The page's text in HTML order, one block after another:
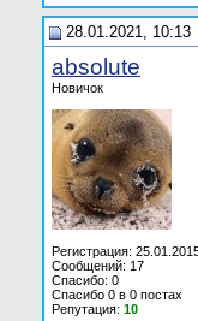
28.01.2021, 10:13
absolute
Новичок
Регистрация:
Сообщений: 17
Спасибо: 0
Спасибо 0 в 0 постах
Репутация: 10